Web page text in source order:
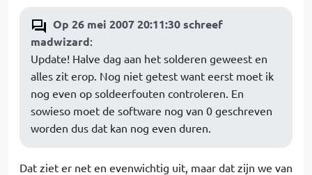
Op 26 mei 2007 20:11:30 schreef
madwizard:
Update! Halve dag aan het solderen geweest en
alles zit erop. Nog niet getest want eerst moet ik
nog even op soldeerfouten controleren. En
sowieso moet de software nog van 0 geschreven
worden dus dat kan nog even duren.
Dat ziet er net en evenwichtig uit, maar dat zijn we van